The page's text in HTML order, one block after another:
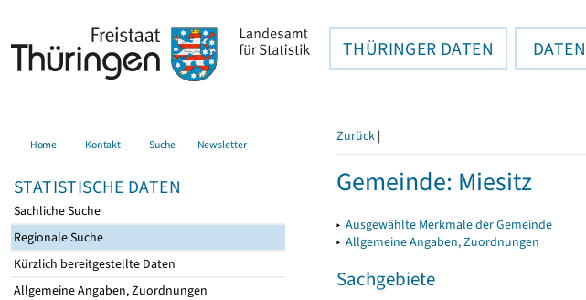
THÜRINGER DATEN
Home Kontakt Suche Newsletter
STATISTISCHE DATEN
Sachliche Suche
Regionale Suche
Kürzlich bereitgestellte Daten
Allgemeine Angaben, Zuordnungen
Zurück |
Gemeinde: Miesitz
▸ Ausgewählte Merkmale der Gemeinde
▸ Allgemeine Angaben, Zuordnungen
Sachgebiete